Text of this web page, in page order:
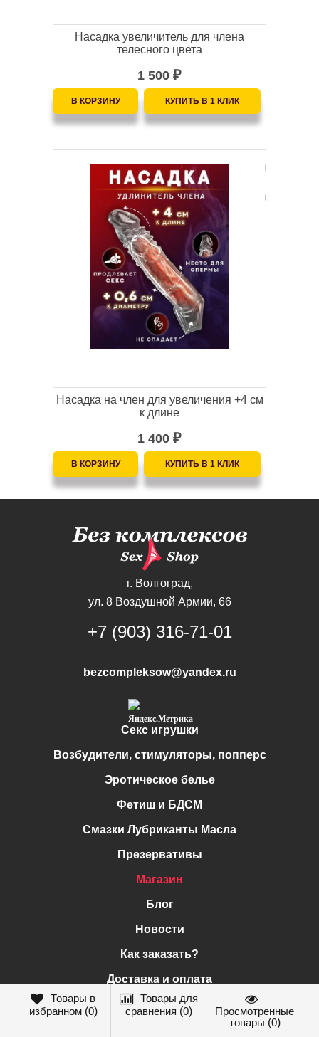
Насадка увеличитель для члена
телесного цвета
1 500 ₽
Насадка на член для увеличения +4 см
к длине
1 400 ₽
г. Волгоград,
ул. 8 Воздушной Армии, 66
+7 (903) 316-71-01
bezcompleksow@yandex.ru
Секс игрушки
Возбудители, стимуляторы, попперс
Эротическое белье
Фетиш и БДСМ
Смазки Лубриканты Масла
Презервативы
Магазин
Блог
Новости
Как заказать?
Доставка и оплата
О магазине
Товары в
избранном (0)
Товары для
сравнения (0)
Просмотренные
товары (0)